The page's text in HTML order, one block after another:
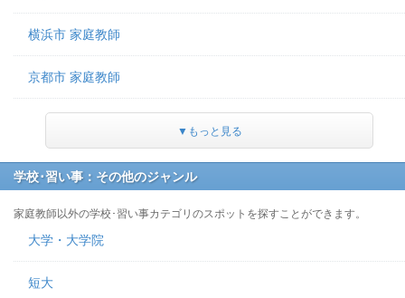
横浜市 家庭教師
京都市 家庭教師
▼もっと見る
学校･習い事：その他のジャンル
家庭教師以外の学校･習い事カテゴリのスポットを探すことができます。
大学・大学院
短大